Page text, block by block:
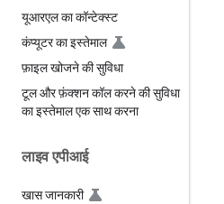
यूआरएल का कॉन्टेक्स्ट
कंप्यूटर का इस्तेमाल
फ़ाइल खोजने की सुविधा
टूल और फ़ंक्शन कॉल करने की सुविधा
का इस्तेमाल एक साथ करना
लाइव एपीआई
खास जानकारी